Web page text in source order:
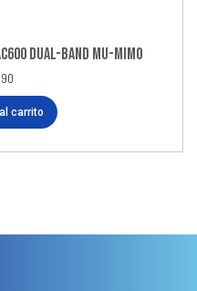
DUAL-BAND MU-MIMO
carrito